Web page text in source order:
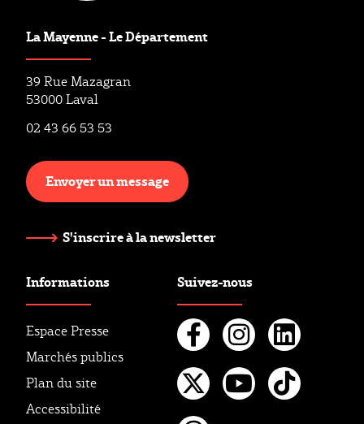
La Mayenne - Le Département
39 Rue Mazagran
53000 Laval
02 43 66 53 53
Envoyer un message
S'inscrire à la newsletter
Informations
Espace Presse
Marchés publics
Plan du site
Accessibilité
Suivez-nous
Facebook
Twitter